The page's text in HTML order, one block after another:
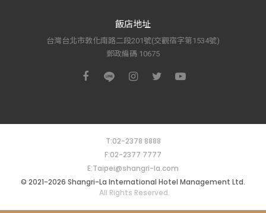
飯店地址
台灣台北市敦化南路二段201號(交觀宿字第1534號)
郵政編碼 10675
T:02-2378 8888
F:02-2377 7777
E:Taipei@shangri-la.com
© 2021-2026 Shangri-La International Hotel Management Ltd.
All Rights Reserved.